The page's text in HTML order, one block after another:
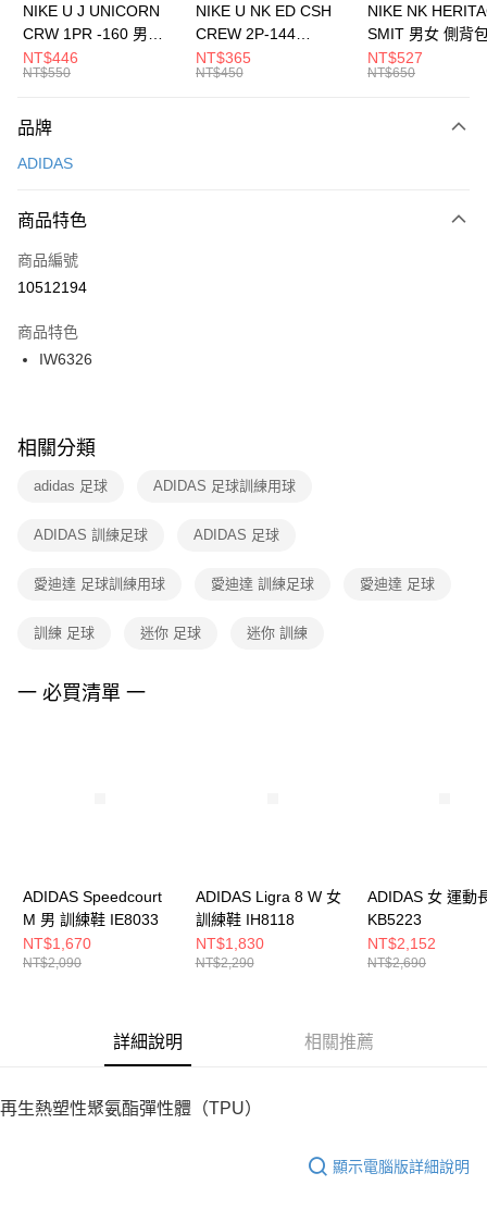
元大商業銀行
台灣樂天信用卡公司
全盈+PAY
AFTEE先享後付
【關於「AFTEE先享後付」】
便利好安心！
３．安心：先確認商品／服務後，再付款。
【「AFTEE先享後付」結帳流程】
１．於結帳方式選擇「AFTEE先享後付」後，將跳轉至「AFTEE先享後付」
２．訂單成立數日內，您將收到繳費通知簡訊。
３．收到繳費通知簡訊後14天內，點擊此簡訊中的連結，可透過四大超商／
ATM／網路銀行／等多元方式進行付款，方視為交易完成。
※ 交易是否成功請以「AFTEE先享後付 」之結帳頁面顯示為準，若有關於
是否繳費成功／繳費後需取消欲退款等相關疑問，請聯繫「AFTEE先享後付
客戶支援中心」
https://netprotections.freshdesk.com/support/home
１．透過由恩沛科技股份有限公司提供之「AFTEE先享後付」服務完成之交
權轉讓予恩沛科技股份有限公司。
３．未成年的使用者請事先徵得法定代理人或監護人之同意方可使用
４．使用「AFTEE先享後付」時，將依據個別帳號之用戶狀況，依本公司即
運送方式
每筆NT$100，滿NT$1,500(含以上)免運費
宅配
每筆NT$100，滿NT$1,500(含以上)免運費
付款後門市自取
每筆NT$100，滿NT$1,500(含以上)免運費
NIKE U J UNICORN
CRW 1PR -160 男女
中統襪 FZ3393100
NT$446
NT$550
NIKE U NK ED CSH
CREW 2P-144
EMBRDY 男女 短統襪
FZ3073133
NT$365
NT$450
NIKE NK
SMIT 男女 側背
BA5871010
NT$527
NT$650
品牌
ADIDAS
商品特色
商品編號
10512194
商品特色
IW6326
相關分類
adidas 足球 ADIDAS 足球訓練用球
ADIDAS 訓練足球 ADIDAS 足球
愛迪達 足球訓練用球 愛迪達 訓練足球 愛迪達 足球
訓練 足球 迷你 足球 迷你 訓練
一 必買清單 一
ADIDAS Speedcourt
M 男 訓練鞋 IE8033
NT$1,670
NT$2,090
ADIDAS Ligra 8 W 女
訓練鞋 IH8118
NT$1,830
NT$2,290
ADIDAS 女 運動
KB5223
NT$2,152
NT$2,690
詳細說明 相關推薦
再生熱塑性聚氨酯彈性體（TPU）
顯示電腦版詳細說明